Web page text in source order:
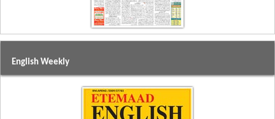
English Weekly